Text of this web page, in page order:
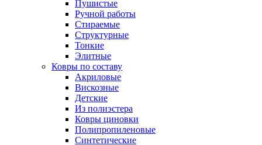
Пушистые
Ручной работы
Стираемые
Структурные
Тонкие
Элитные
Ковры по составу
Акриловые
Вискозные
Детские
Из полиэстера
Ковры циновки
Полипропиленовые
Синтетические